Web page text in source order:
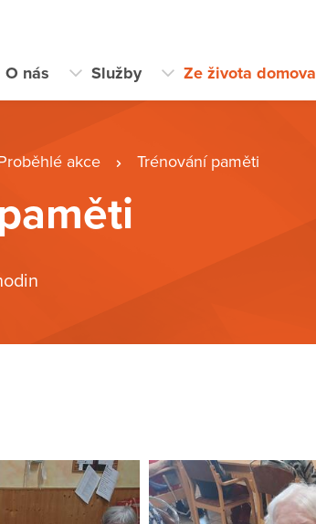
O nás Služby Ze života domova
akce Trénování paměti